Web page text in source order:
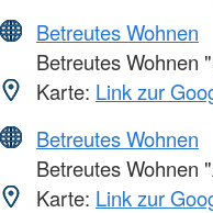
Betreutes Wohnen
Betreutes Wohnen
Karte: Link zur
Betreutes Wohnen
Betreutes Wohnen
Karte: Link zur